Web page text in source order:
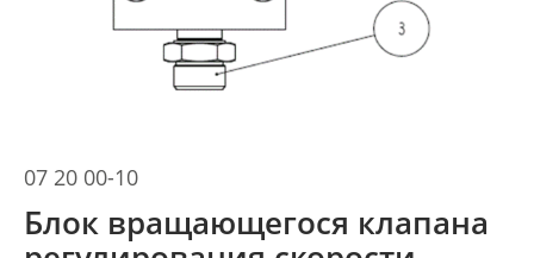
07 20 00-10
Блок вращающегося клапана